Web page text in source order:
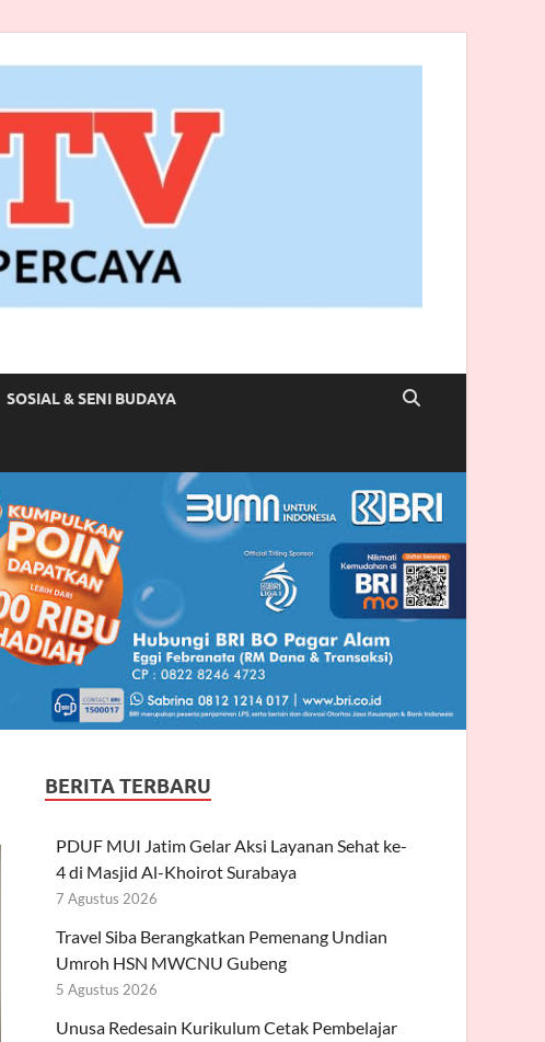
SOSIAL & SENI BUDAYA
BERITA TERBARU
PDUF MUI Jatim Gelar Aksi Layanan Sehat ke-
4 di Masjid Al-Khoirot Surabaya
7 Agustus 2026
Travel Siba Berangkatkan Pemenang Undian
Umroh HSN MWCNU Gubeng
5 Agustus 2026
Unusa Redesain Kurikulum Cetak Pembelajar